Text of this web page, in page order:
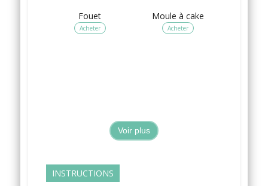
Fouet
Acheter
Moule à cake
Acheter
Voir plus
INSTRUCTIONS